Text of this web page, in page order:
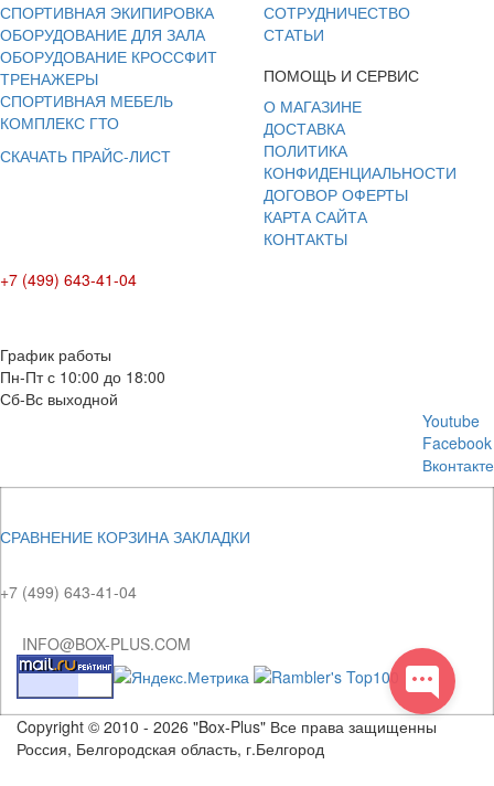
СПОРТИВНАЯ ЭКИПИРОВКА
ОБОРУДОВАНИЕ ДЛЯ ЗАЛА
ОБОРУДОВАНИЕ КРОССФИТ
ТРЕНАЖЕРЫ
СПОРТИВНАЯ МЕБЕЛЬ
КОМПЛЕКС ГТО
СКАЧАТЬ ПРАЙС-ЛИСТ
СОТРУДНИЧЕСТВО
СТАТЬИ
ПОМОЩЬ И СЕРВИС
О МАГАЗИНЕ
ДОСТАВКА
ПОЛИТИКА
КОНФИДЕНЦИАЛЬНОСТИ
ДОГОВОР ОФЕРТЫ
КАРТА САЙТА
КОНТАКТЫ
+7 (499) 643-41-04
График работы
Пн-Пт с 10:00 до 18:00
Сб-Вс выходной
Youtube
Facebook
Вконтакте
СРАВНЕНИЕ КОРЗИНАЗАКЛАДКИ
+7 (499) 643-41-04
INFO@BOX-PLUS.COM
Copyright © 2010 - 2026 "Box-Plus" Все права защищенны
Россия, Белгородская область, г.Белгород